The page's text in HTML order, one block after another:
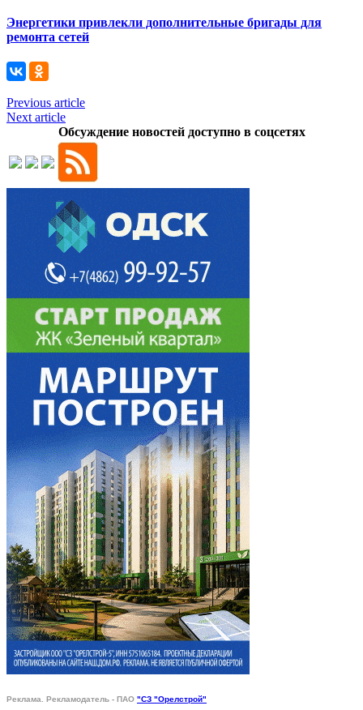
Энергетики привлекли дополнительные бригады для
ремонта сетей
Previous article
Next article
Обсуждение новостей доступно в соцсетях
Реклама. Рекламодатель - ПАО "СЗ "Орелстрой"